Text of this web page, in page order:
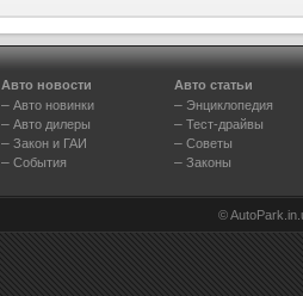
Авто новости
– Авто новинки
– Авто дилеры
– Закон и ГАИ
– События
Авто статьи
– Энциклопедия
– Тест-драйвы
– Советы
– Законы
©